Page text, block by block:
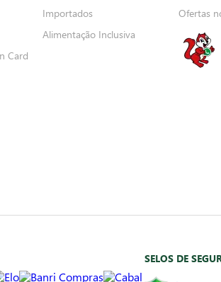
Card
Importados
Alimentação Inclusiva
Ofertas
SELOS DE